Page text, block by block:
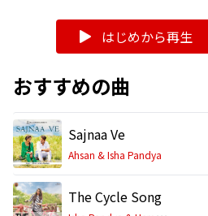
はじめから再生
おすすめの曲
Sajnaa Ve
Ahsan & Isha Pandya
The Cycle Song